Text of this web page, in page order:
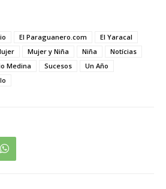
El Paraguanero.com
El Yaracal
Mujer y Niña Niña
Notícias
Medina Sucesos
Un Año